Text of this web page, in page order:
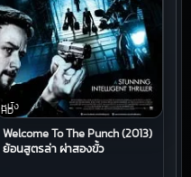
หนัง
HD
Welcome To The Punch (2013)
ย้อนสูตรล่า ผ่าสองขั้ว